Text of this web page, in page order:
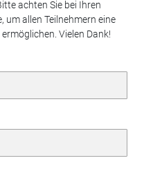
achten Sie bei Ihren
allen Teilnehmern eine
Vielen Dank!